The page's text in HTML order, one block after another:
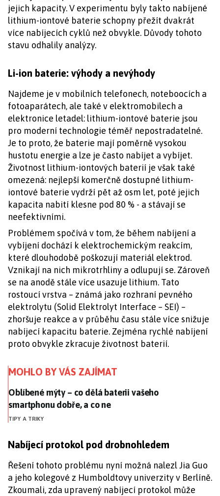
jejich kapacity. V experimentu byly takto nabíjené
lithium-iontové baterie schopny přežít dvakrát
více nabíjecích cyklů než obvykle. Důvody tohoto
stavu odhalily analýzy.
Li-ion baterie: výhody a nevýhody
Najdeme je v mobilních telefonech, noteboocích a
fotoaparátech, ale také v elektromobilech a
elektronice letadel: lithium-iontové baterie jsou
pro moderní technologie téměř nepostradatelné.
Je to proto, že baterie mají poměrně vysokou
hustotu energie a lze je často nabíjet a vybíjet.
Životnost lithium-iontových baterií je však také
omezená: nejlepší komerčně dostupné lithium-
iontové baterie vydrží pět až osm let, poté jejich
kapacita nabití klesne pod 80 % - a stávají se
neefektivními.
Problémem spočívá v tom, že během nabíjení a
vybíjení dochází k elektrochemickým reakcím,
které dlouhodobě poškozují materiál elektrod.
Vznikají na nich mikrotrhliny a odlupují se. Zároveň
se na anodě stále více usazuje lithium. Tato
rostoucí vrstva – známá jako rozhraní pevného
elektrolytu (Solid Elektrolyt Interface – SEI) –
zhoršuje reakce a v průběhu času stále více snižuje
nabíjecí kapacitu baterie. Zejména rychlé nabíjení
proto obvykle zkracuje životnost baterií.
MOHLO BY VÁS ZAJÍMAT
Oblíbené mýty – co dělá baterii vašeho smartphonu
Oblíbené mýty – co dělá baterii vašeho
smartphonu dobře, a co ne
TIPY A TRIKY
Nabíjecí protokol pod drobnohledem
Řešení tohoto problému nyní možná nalezl Jia Guo
a jeho kolegové z Humboldtovy univerzity v Berlíně.
Zkoumali, zda upravený nabíjecí protokol může